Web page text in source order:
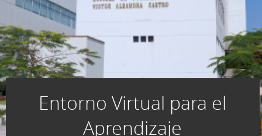
Entorno Virtual para el
Aprendizaje